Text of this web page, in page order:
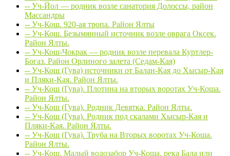
-- Уч-Йол — родник возле санатория Долоссы, район
Массандры
-- Уч-Кош. 920-ая тропа. Район Ялты
-- Уч-Кош. Безымянный источник возле оврага Оксек.
Район Ялты.
-- Уч-Кош-Чокрак — родник возле перевала Куртлер-
Богаз. Район Орлиного залета (Седам-Кая)
-- Уч-Кош (Гува) источники от Балан-Кая до Хысыр-Кая
и Пляки-Кая. Район Ялты.
-- Уч-Кош (Гува). Плотина на вторых воротах Уч-Коша.
Район Ялты.
-- Уч-Кош (Гува). Родник Девятка. Район Ялты.
-- Уч-Кош (Гува). Родник под скалами Хысыр-Кая и
Пляки-Кая. Район Ялты.
-- Уч-Кош (Гува). Труба на Вторых воротах Уч-Коша.
Район Ялты.
-- Уч-Кош. Малый водозабор Уч-Коша, река Бала или